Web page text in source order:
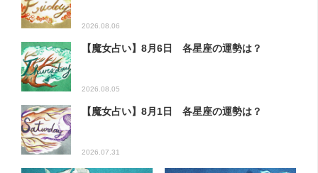
2026.08.06
【魔女占い】8月6日 各星座の運勢は？
2026.08.05
【魔女占い】8月1日 各星座の運勢は？
2026.07.31